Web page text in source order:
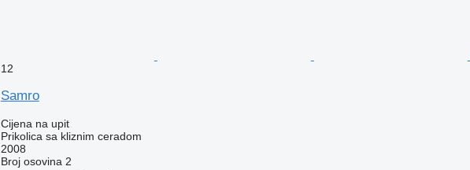
12
Samro
Cijena na upit
Prikolica sa kliznim ceradom
2008
Broj osovina 2